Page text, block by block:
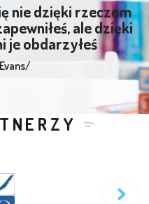
nie dzięki rzeczom
ale dzięki
je obdarzyłeś